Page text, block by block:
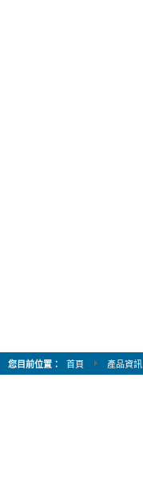
您目前位置： 首頁 產品資訊